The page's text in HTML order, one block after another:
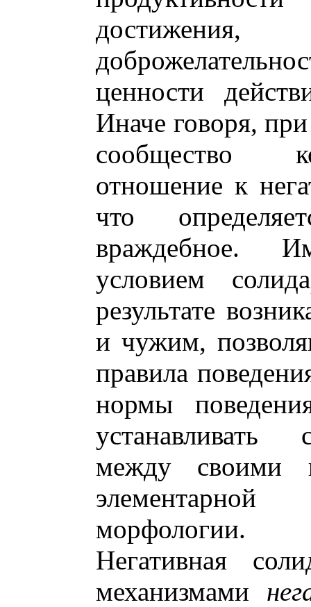
ценности
Иначе говоря,
сообщество
отношение к
что
враждебное.
условием
результате
и чужим,
правила
нормы
устанавливать
между своими
морфологии.
Негативная
механизмами